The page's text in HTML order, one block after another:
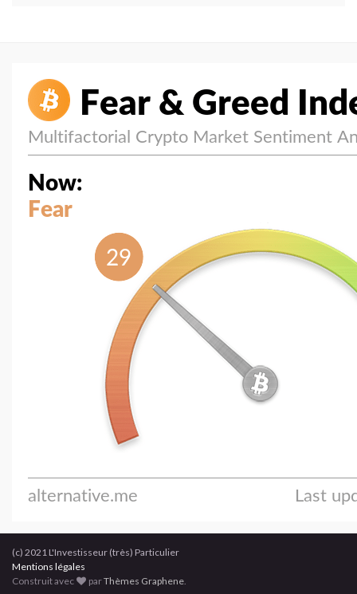
(c) 2021 L'Investisseur (très) Particulier
Mentions légales
Construit avec
parThèmes Graphene